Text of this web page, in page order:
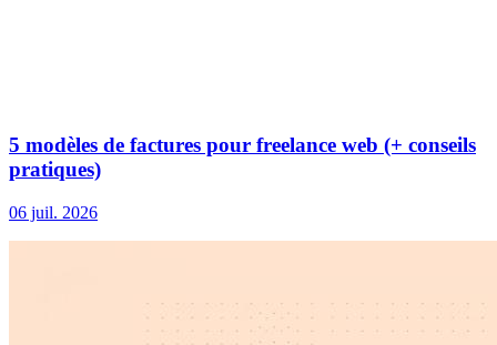
5 modèles de factures pour freelance web (+ conseils
pratiques)
06 juil. 2026